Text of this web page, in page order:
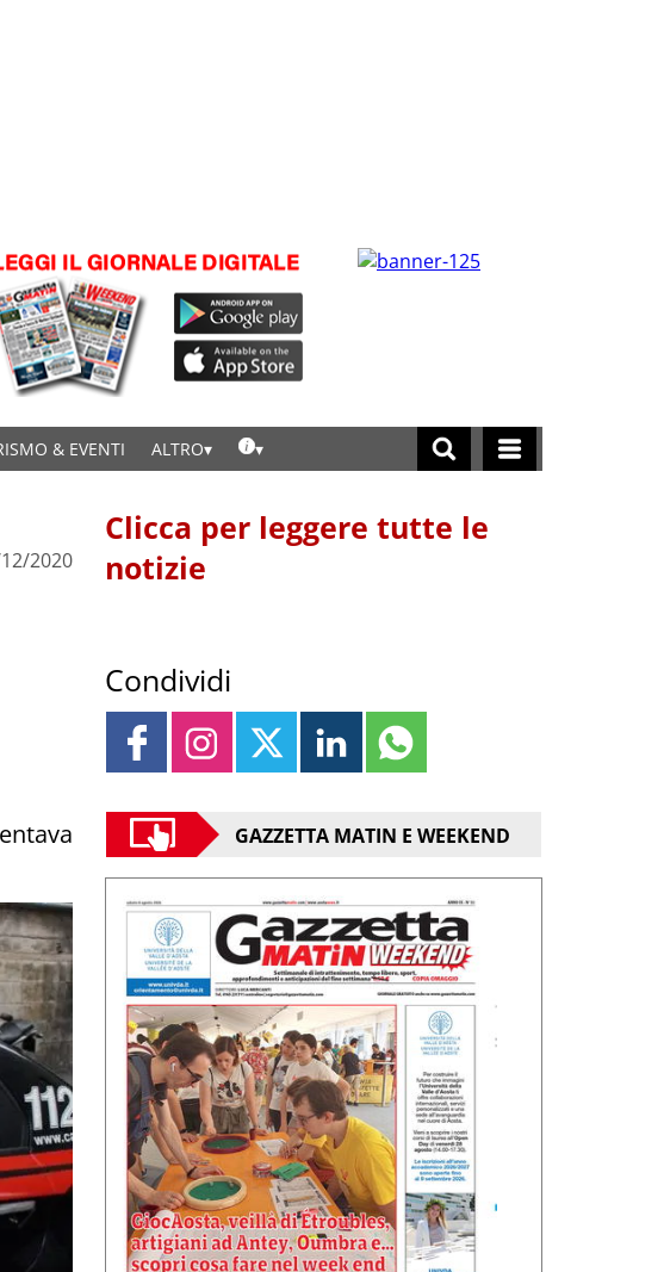
& EVENTI ALTRO
2020
Clicca per leggere tutte le
notizie
Condividi
GAZZETTA MATIN E WEEKEND